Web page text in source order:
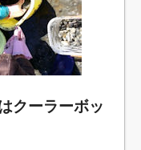
クーラーボッ